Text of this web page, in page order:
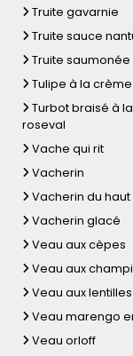
Truite gavarnie
Truite sauce
Truite
Tulipe à la
Turbot braisé à
roseval
Vache qui rit
Vacherin
Vacherin du
Vacherin glacé
Veau aux cèpes
Veau aux
Veau aux lentilles
Veau marengo
Veau orloff